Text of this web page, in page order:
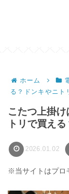
ホーム
る？ドンキやニト
こたつ上掛
トリで買える
2026.01.02
※当サイトはプロ